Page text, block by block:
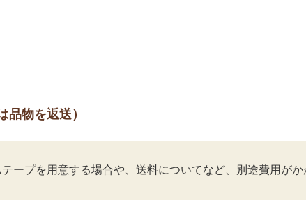
物を返送）
ープを用意する場合や、送料についてなど、別途費用がか